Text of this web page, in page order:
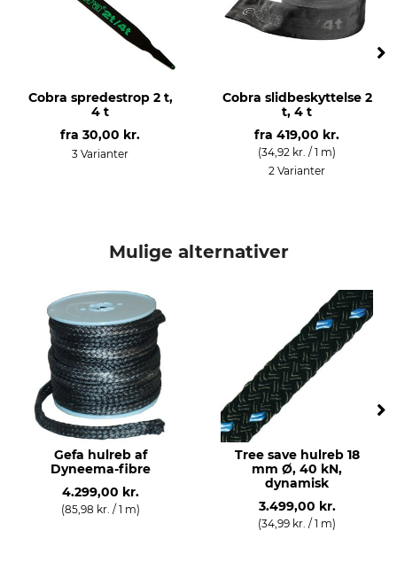
Cobra spredestrop 2 t,
4 t
fra 30,00 kr.
3 Varianter
Cobra slidbeskyttelse 2
t, 4 t
fra 419,00 kr.
(34,92 kr. / 1 m)
2 Varianter
Mulige alternativer
Gefa hulreb af
Dyneema-fibre
4.299,00 kr.
(85,98 kr. / 1 m)
Tree save hulreb 18
mm Ø, 40 kN,
dynamisk
3.499,00 kr.
(34,99 kr. / 1 m)